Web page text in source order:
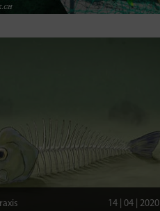
14 | 04 | 2020